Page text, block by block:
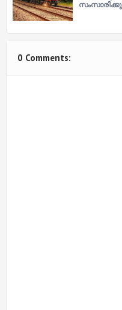
0 Comments: